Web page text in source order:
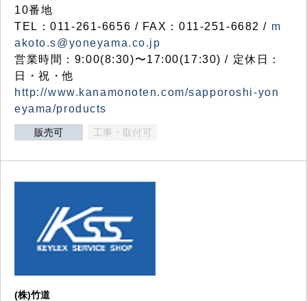
10番地
TEL：011-261-6656 / FAX：011-251-6682 / m
akoto.s@yoneyama.co.jp
営業時間：9:00(8:30)〜17:00(17:30) / 定休日：
日・祝・他
http://www.kanamonoten.com/sapporoshi-yon
eyama/products
販売可 工事・取付可
(株)竹道